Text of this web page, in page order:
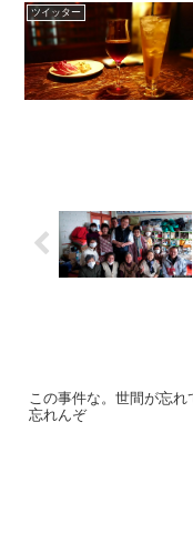
ツイッター
この事件な。世間が忘れ
忘れんぞ